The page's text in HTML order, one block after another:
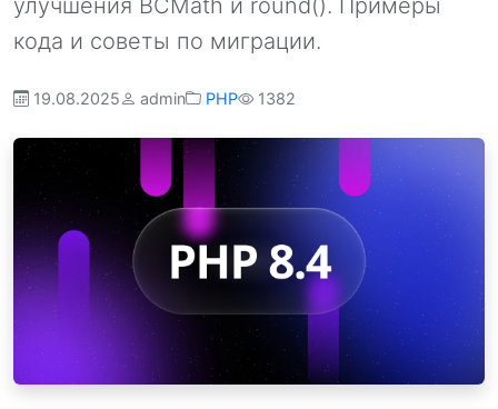
улучшения BCMath и round(). Примеры
кода и советы по миграции.
19.08.2025 admin PHP 1382